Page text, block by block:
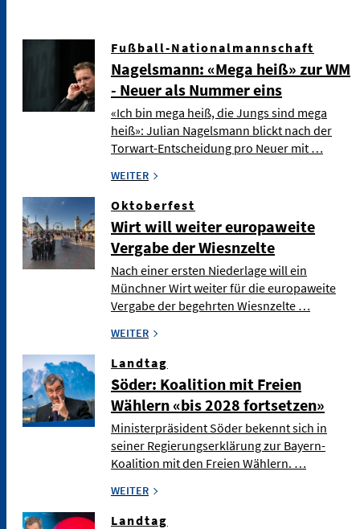
Fußball-Nationalmannschaft
Nagelsmann: «Mega heiß» zur WM
- Neuer als Nummer eins
«Ich bin mega heiß, die Jungs sind mega
heiß»: Julian Nagelsmann blickt nach der
Torwart-Entscheidung pro Neuer mit …
WEITER
Oktoberfest
Wirt will weiter europaweite
Vergabe der Wiesnzelte
Nach einer ersten Niederlage will ein
Münchner Wirt weiter für die europaweite
Vergabe der begehrten Wiesnzelte …
WEITER
Landtag
Söder: Koalition mit Freien
Wählern «bis 2028 fortsetzen»
Ministerpräsident Söder bekennt sich in
seiner Regierungserklärung zur Bayern-
Koalition mit den Freien Wählern. …
WEITER
Landtag